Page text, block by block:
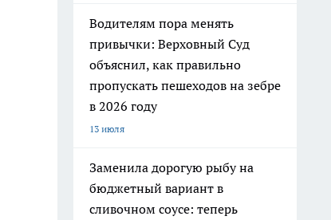
Водителям пора менять
привычки: Верховный Суд
объяснил, как правильно
пропускать пешеходов на зебре
в 2026 году
13 июля
Заменила дорогую рыбу на
бюджетный вариант в
сливочном соусе: теперь